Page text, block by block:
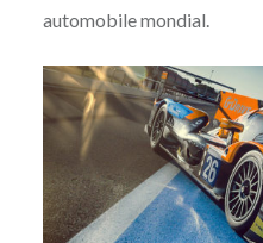
automobile mondial.